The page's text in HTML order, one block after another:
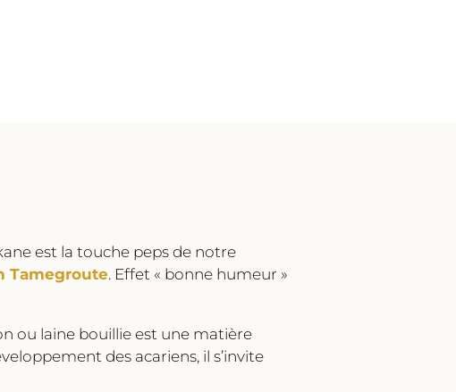
est la touche peps de notre
Tamegroute. Effet « bonne humeur »
ou laine bouillie est une matière
des acariens, il s’invite